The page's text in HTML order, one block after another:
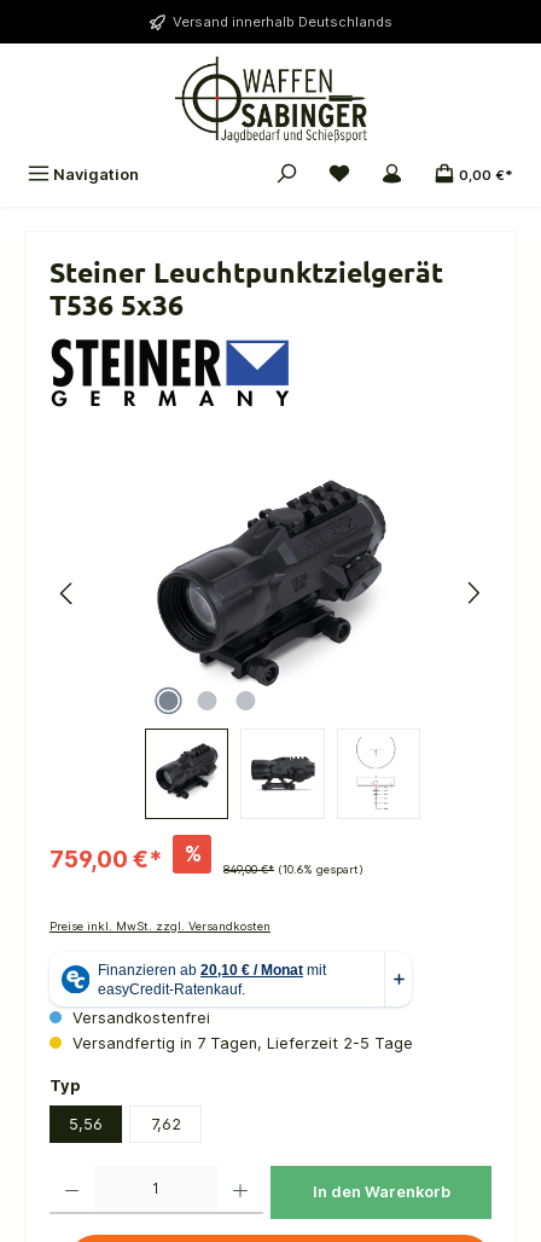
Versand innerhalb Deutschlands
Navigation 0,00 €*
Steiner Leuchtpunktzielgerät
T536 5x36
759,00 €* %
849,00 €* (10.6% gespart)
Preise inkl. MwSt. zzgl. Versandkosten
Versandkostenfrei
Versandfertig in 7 Tagen, Lieferzeit 2-5 Tage
Typauswählen
5,56 7,62
In den Warenkorb